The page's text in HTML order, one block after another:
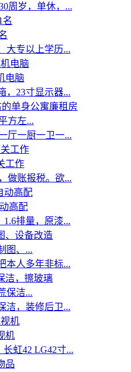
周岁，单休，...
大专以上学历...
电脑
，23寸显示器...
方左...
厅一厨一卫一...
工作
做账报税。欲...
高配
排量，原漆...
图、...
本人多年非标...
保洁...
洁，装修后卫...
机
虹42 LG42寸...